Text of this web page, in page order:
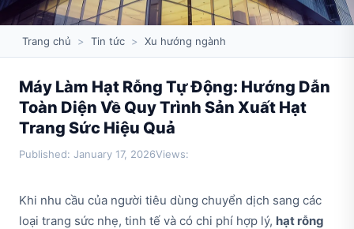
Trang chủ > Tin tức > Xu hướng ngành
Máy Làm Hạt Rỗng Tự Động: Hướng Dẫn
Toàn Diện Về Quy Trình Sản Xuất Hạt
Trang Sức Hiệu Quả
Published: January 17, 2026Views:
Khi nhu cầu của người tiêu dùng chuyển dịch sang các
loại trang sức nhẹ, tinh tế và có chi phí hợp lý, hạt rỗng